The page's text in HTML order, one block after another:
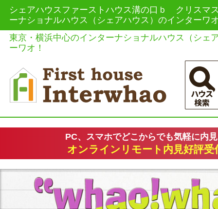
シェアハウスファーストハウス溝の口ｂ クリスマ
ーナショナルハウス（シェアハウス）のインターワ
東京・横浜中心のインターナショナルハウス（シェ
ーワオ！
PC、スマホでどこからでも気軽に内
オンラインリモート内見好評受